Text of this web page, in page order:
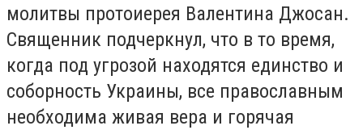
молитвы протоиерея Валентина Джосан.
Священник подчеркнул, что в то время,
когда под угрозой находятся единство и
соборность Украины, все православным
необходима живая вера и горячая